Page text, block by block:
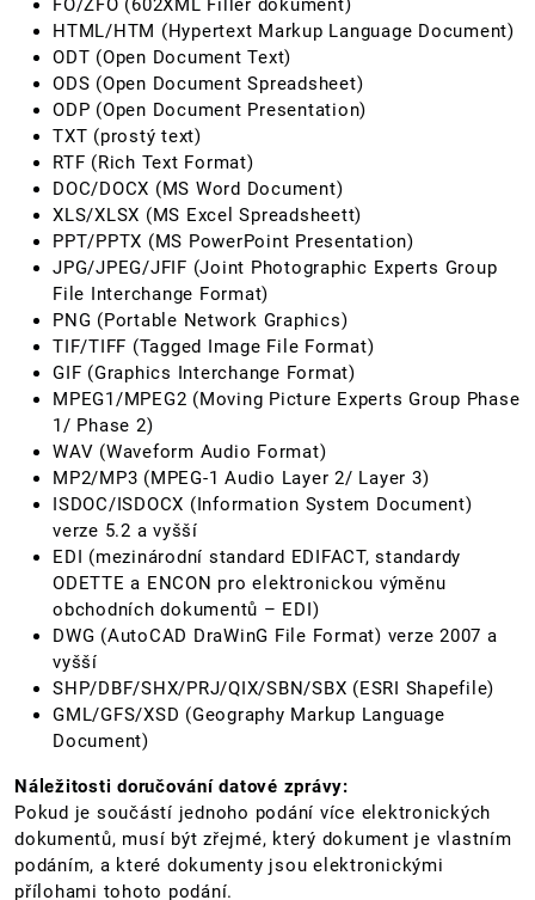
FO/ZFO (602XML Filler dokument)
HTML/HTM (Hypertext Markup Language Document)
ODT (Open Document Text)
ODS (Open Document Spreadsheet)
ODP (Open Document Presentation)
TXT (prostý text)
RTF (Rich Text Format)
DOC/DOCX (MS Word Document)
XLS/XLSX (MS Excel Spreadsheett)
PPT/PPTX (MS PowerPoint Presentation)
JPG/JPEG/JFIF (Joint Photographic Experts Group
File Interchange Format)
PNG (Portable Network Graphics)
TIF/TIFF (Tagged Image File Format)
GIF (Graphics Interchange Format)
MPEG1/MPEG2 (Moving Picture Experts Group Phase
1/ Phase 2)
WAV (Waveform Audio Format)
MP2/MP3 (MPEG-1 Audio Layer 2/ Layer 3)
ISDOC/ISDOCX (Information System Document)
verze 5.2 a vyšší
EDI (mezinárodní standard EDIFACT, standardy
ODETTE a ENCON pro elektronickou výměnu
obchodních dokumentů – EDI)
DWG (AutoCAD DraWinG File Format) verze 2007 a
vyšší
SHP/DBF/SHX/PRJ/QIX/SBN/SBX (ESRI Shapefile)
GML/GFS/XSD (Geography Markup Language
Document)
Náležitosti doručování datové zprávy:
Pokud je součástí jednoho podání více elektronických
dokumentů, musí být zřejmé, který dokument je vlastním
podáním, a které dokumenty jsou elektronickými
přílohami tohoto podání.